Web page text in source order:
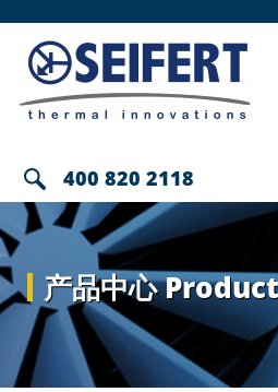
400 820 2118
产品中心